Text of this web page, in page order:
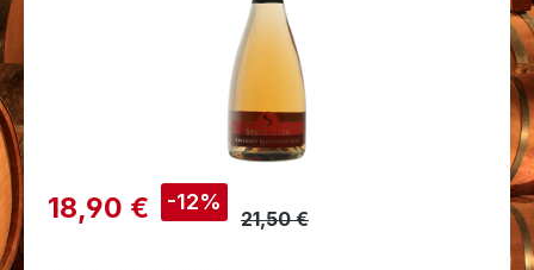
Verkaufspreis:
18,90 € -12%
21,50 €